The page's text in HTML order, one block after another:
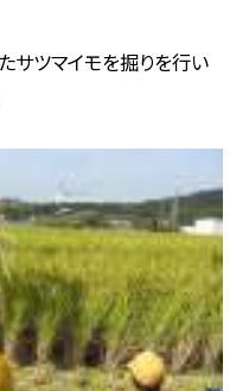
サツマイモを掘りを行い